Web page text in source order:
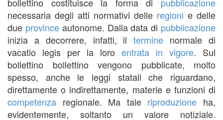
necessaria degli atti normativi delle regioni e delle
due provinceautonome. Dalla data di pubblicazione
inizia a decorrere, infatti, iltermine normale di
vacatio legis per la loro entrata in vigore. Sul
bollettino bollettino vengono pubblicate, molto
spesso, anche le leggi statali che riguardano,
direttamente o indirettamente, materie e funzioni di
competenza regionale. Ma tale riproduzione ha,
evidentemente, soltanto un valore notiziale.